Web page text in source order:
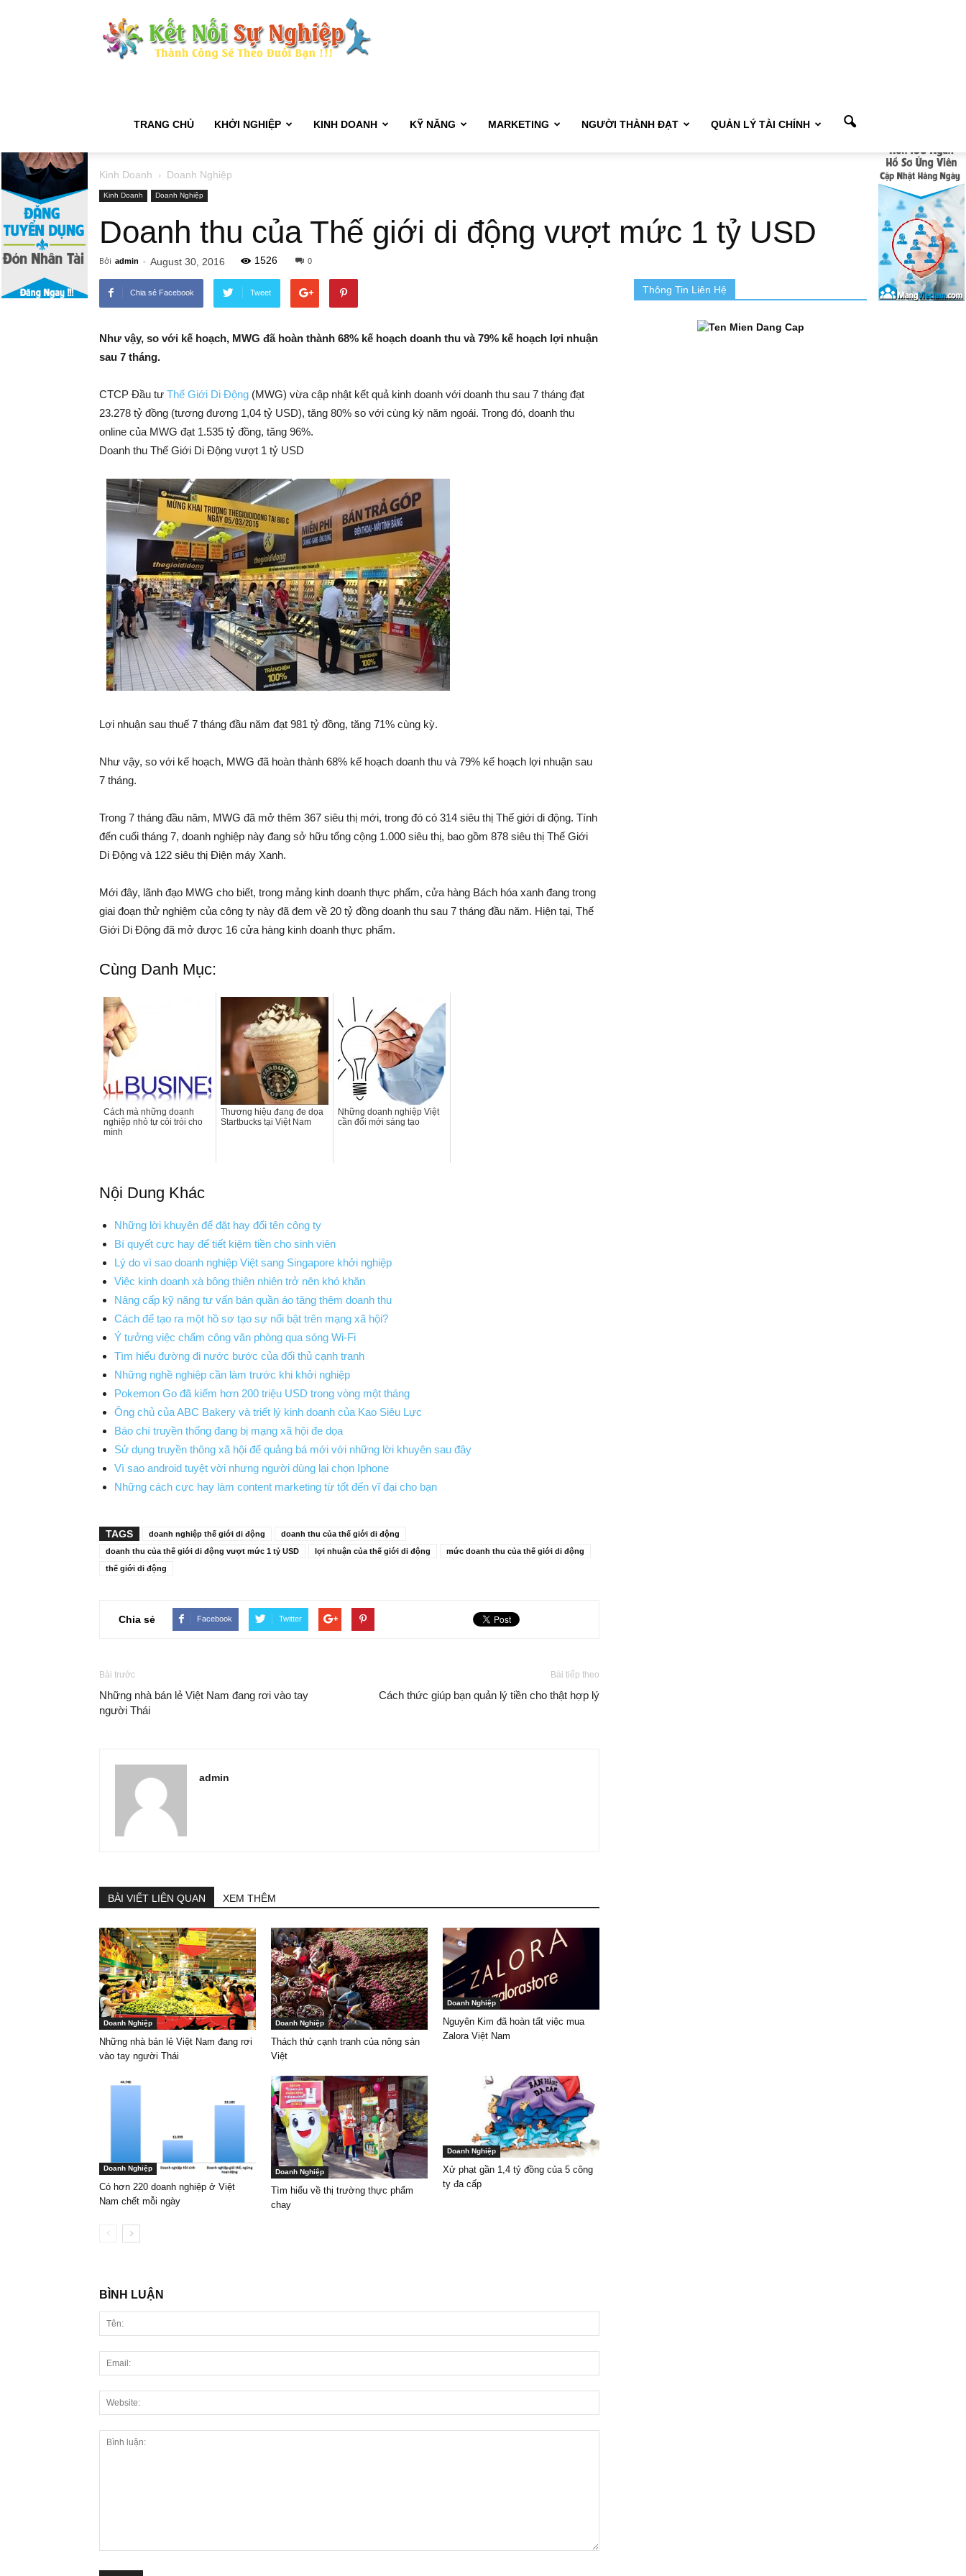
–
Khởi
Nghiệp
–
Làm
Giàu
Làm
Giàu
TRANG CHỦ KHỞI NGHIỆP KINH DOANH KỸ NĂNG MARKETING NGƯỜI THÀNH ĐẠT QUẢN LÝ TÀI CHÍNH
Kinh Doanh Doanh Nghiệp
Kinh Doanh Doanh Nghiệp
Doanh thu của Thế giới di động vượt mức 1 tỷ USD
Bởi admin - August 30, 2016 1526 0
Chia sẻ Facebook Tweet
Như vậy, so với kế hoạch, MWG đã hoàn thành 68% kế hoạch doanh thu và 79% kế hoạch lợi nhuận
sau 7 tháng.
CTCP Đầu tư Thế Giới Di Động (MWG) vừa cập nhật kết quả kinh doanh với doanh thu sau 7 tháng đạt
23.278 tỷ đồng (tương đương 1,04 tỷ USD), tăng 80% so với cùng kỳ năm ngoái. Trong đó, doanh thu
online của MWG đạt 1.535 tỷ đồng, tăng 96%.
Doanh thu Thế Giới Di Động vượt 1 tỷ USD
Lợi nhuận sau thuế 7 tháng đầu năm đạt 981 tỷ đồng, tăng 71% cùng kỳ.
Như vậy, so với kế hoạch, MWG đã hoàn thành 68% kế hoạch doanh thu và 79% kế hoạch lợi nhuận sau
7 tháng.
Trong 7 tháng đầu năm, MWG đã mở thêm 367 siêu thị mới, trong đó có 314 siêu thị Thế giới di động. Tính
đến cuối tháng 7, doanh nghiệp này đang sở hữu tổng cộng 1.000 siêu thị, bao gồm 878 siêu thị Thế Giới
Di Động và 122 siêu thị Điện máy Xanh.
Mới đây, lãnh đạo MWG cho biết, trong mảng kinh doanh thực phẩm, cửa hàng Bách hóa xanh đang trong
giai đoạn thử nghiệm của công ty này đã đem về 20 tỷ đồng doanh thu sau 7 tháng đầu năm. Hiện tại, Thế
Giới Di Động đã mở được 16 cửa hàng kinh doanh thực phẩm.
Cùng Danh Mục:
Cách mà những doanh
nghiệp nhỏ tự cỏi trói cho
mình
Thương hiệu đang đe dọa
Startbucks tại Việt Nam
Những doanh nghiệp Việt
cần đổi mới sáng tạo
Nội Dung Khác
Những lời khuyên để đặt hay đổi tên công ty
Bí quyết cực hay để tiết kiệm tiền cho sinh viên
Lý do vì sao doanh nghiệp Việt sang Singapore khởi nghiệp
Việc kinh doanh xà bông thiên nhiên trở nên khó khăn
Nâng cấp kỹ năng tư vấn bán quần áo tăng thêm doanh thu
Cách để tạo ra một hồ sơ tạo sự nổi bật trên mạng xã hội?
Ý tưởng việc chấm công văn phòng qua sóng Wi-Fi
Tìm hiểu đường đi nước bước của đối thủ cạnh tranh
Những nghề nghiệp cần làm trước khi khởi nghiệp
Pokemon Go đã kiếm hơn 200 triệu USD trong vòng một tháng
Ông chủ của ABC Bakery và triết lý kinh doanh của Kao Siêu Lực
Báo chí truyền thống đang bị mạng xã hội đe dọa
Sử dụng truyền thông xã hội để quảng bá mới với những lời khuyên sau đây
Vì sao android tuyệt vời nhưng người dùng lại chọn Iphone
Những cách cực hay làm content marketing từ tốt đến vĩ đại cho bạn
TAGS doanh nghiệp thế giới di động
doanh thu của thế giới di động
doanh thu của thế giới di động vượt mức 1 tỷ USD
lợi nhuận của thế giới di động
mức doanh thu của thế giới di động
thế giới di động
Chia sẻ Facebook Twitter
Bài trước
Những nhà bán lẻ Việt Nam đang rơi vào tay
người Thái
Bài tiếp theo
Cách thức giúp bạn quản lý tiền cho thật hợp lý
admin
BÀI VIẾT LIÊN QUAN XEM THÊM
Doanh Nghiệp
Những nhà bán lẻ Việt Nam đang rơi
vào tay người Thái
Doanh Nghiệp
Thách thử cạnh tranh của nông sản
Việt
Doanh Nghiệp
Nguyên Kim đã hoàn tất việc mua
Zalora Việt Nam
Doanh Nghiệp
Có hơn 220 doanh nghiệp ở Việt
Nam chết mỗi ngày
Doanh Nghiệp
Tìm hiểu về thị trường thực phẩm
chay
Doanh Nghiệp
Xử phạt gần 1,4 tỷ đồng của 5 công
ty đa cấp
BÌNH LUẬN
Thông Tin Liên Hệ